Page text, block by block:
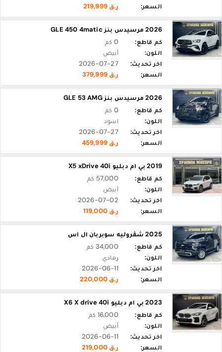
السعر:
ر.ق 219,999
2026 مرسيدس بنز GLE 450 4matic
كم قاطع:
0 كم
اللون:
أبيض
اخر تحديث:
2026-07-27
السعر:
ر.ق 379,999
2026 مرسيدس بنز GLE 53 AMG
كم قاطع:
0 كم
اللون:
اسود
اخر تحديث:
2026-07-27
السعر:
ر.ق 459,999
2019 بي ام دبليو X5 xDrive 40i
كم قاطع:
57,000 كم
اللون:
أبيض
اخر تحديث:
2026-07-02
السعر:
ر.ق 119,000
2025 شڤروليه سوبربان ال اس
كم قاطع:
34,000 كم
اللون:
رمادي
اخر تحديث:
2026-06-11
السعر:
ر.ق 220,000
2023 بي ام دبليو X6 X drive 40i
كم قاطع:
16,000 كم
اللون:
أبيض
اخر تحديث:
2026-06-11
السعر:
ر.ق 219,000